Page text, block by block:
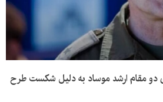
دو مقام ارشد موساد به دلیل شکست طرح